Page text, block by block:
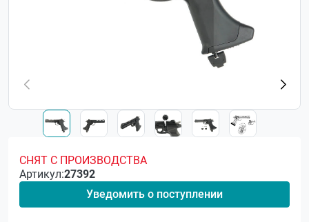
СНЯТ С ПРОИЗВОДСТВА
Артикул:27392
Уведомить о поступлении